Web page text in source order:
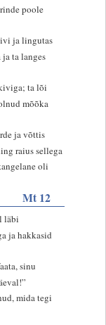
poole
ja lingutas
ta langes
ta lõi
mõõka
ja võttis
raius sellega
oli
Mt 12
läbi
ja hakkasid
sinu
mida tegi